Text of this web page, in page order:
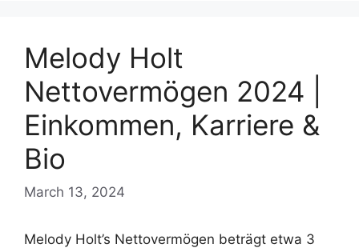
Melody Holt
Nettovermögen 2024 |
Einkommen, Karriere &
Bio
March 13, 2024
Melody Holt’s Nettovermögen beträgt etwa 3